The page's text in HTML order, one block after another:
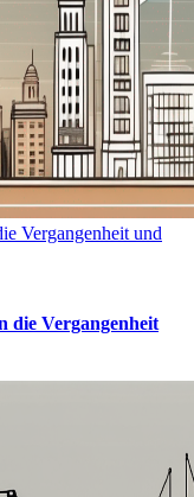
Vergangenheit und
die Vergangenheit